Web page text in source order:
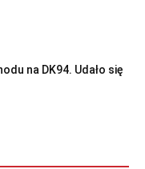
na DK94. Udało się